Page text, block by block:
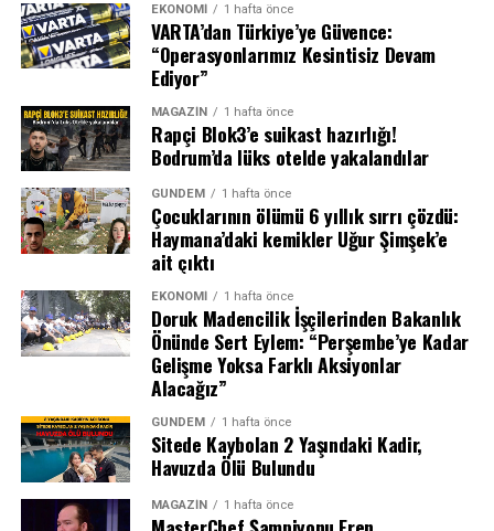
Mermi akciğeri parçaladı, kalbin
damarlarının yanında durdu
Acil serviste yapılan ilk incelemelerde, sırtından giren
merminin Karan’ın akciğerini parçaladığı, kalbine giden
ana damarların ise hemen yanında durduğu belirlendi.
Yoğun bakımda 16 gün boyunca yaşam mücadelesi veren
küçük çocuk, bu süreçte çok sayıda tomografi ve çeşitli
tetkiklerden geçirildi.
Tedavisinin ardından 22 Temmuz 2026’da taburcu
edilen Karan’ın, vücudundaki merminin çıkarılması için
yaklaşık üç hafta sonra ameliyat edileceği öğrenildi. Baba
Cenk Aydınlısoy, merminin kaburgayı kırdığını, akciğeri
parçaladığını ve kalbe çok yakın bir noktada durduğunu
belirterek, doktorların kalbin büyümesi gerektiği için
merminin alınmasının şart olduğunu söylediklerini
EKONOMI 1 hafta önce
VARTA’dan Türkiye’ye Güvence:
“Operasyonlarımız Kesintisiz Devam
Ediyor”
MAGAZIN 1 hafta önce
Rapçi Blok3’e suikast hazırlığı!
Bodrum’da lüks otelde yakalandılar
GÜNDEM 1 hafta önce
Çocuklarının ölümü 6 yıllık sırrı çözdü:
Haymana’daki kemikler Uğur Şimşek’e
ait çıktı
EKONOMI 1 hafta önce
Doruk Madencilik İşçilerinden Bakanlık
Önünde Sert Eylem: “Perşembe’ye Kadar
Gelişme Yoksa Farklı Aksiyonlar
Alacağız”
GÜNDEM 1 hafta önce
Sitede Kaybolan 2 Yaşındaki Kadir,
Havuzda Ölü Bulundu
MAGAZIN 1 hafta önce